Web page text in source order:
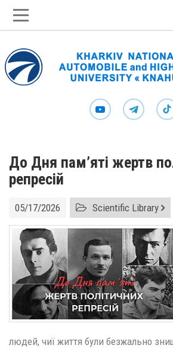
До Дня пам’яті жертв
репресій
05/17/2026 Scientific Library
людей, чиї життя були безжально